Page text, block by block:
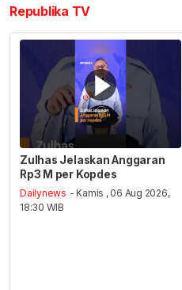
Republika TV
Zulhas Jelaskan Anggaran
Rp3 M per Kopdes
Dailynews - Kamis , 06 Aug 2026,
18:30 WIB